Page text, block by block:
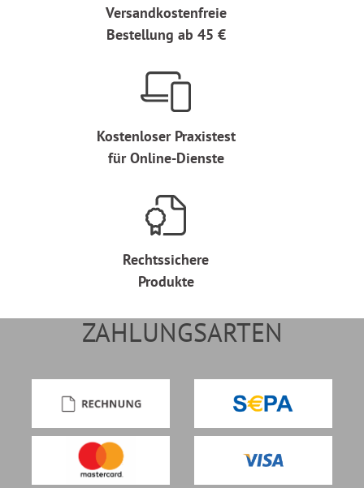
Versandkostenfreie
Bestellung ab 45 €
Kostenloser Praxistest
für Online-Dienste
Rechtssichere
Produkte
ZAHLUNGSARTEN